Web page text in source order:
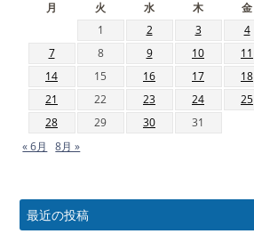
月 火 水 木 金
1
2 3 4
7
8 9 10 11
14
15 16 17 18
21
22 23 24 25
28
29 30
31
« 6月
8月 »
最近の投稿